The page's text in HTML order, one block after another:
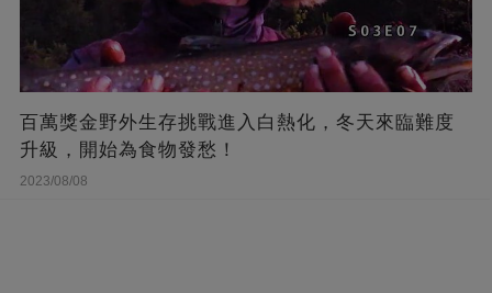
百萬獎金野外生存挑戰進入白熱化，冬天來臨難度
升級，開始為食物發愁！
2023/08/08